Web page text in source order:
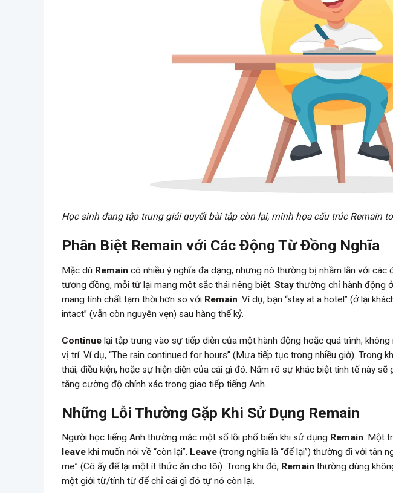
Học sinh đang tập trung giải quyết bài tập còn lại, minh họa cấu trúc Remain
Phân Biệt Remain với Các Động Từ Đồng Nghĩa
Mặc dù Remain có nhiều ý nghĩa đa dạng, nhưng nó thường bị nhầm lẫn với các
tương đồng, mỗi từ lại mang một sắc thái riêng biệt. Stay thường chỉ hành động
mang tính chất tạm thời hơn so với Remain. Ví dụ, bạn “stay at a hotel” (ở lại
intact” (vẫn còn nguyên vẹn) sau hàng thế kỷ.
Continue lại tập trung vào sự tiếp diễn của một hành động hoặc quá trình,
vị trí. Ví dụ, “The rain continued for hours” (Mưa tiếp tục trong nhiều giờ). Trong
thái, điều kiện, hoặc sự hiện diện của cái gì đó. Nắm rõ sự khác biệt tinh tế này
tăng cường độ chính xác trong giao tiếp tiếng Anh.
Những Lỗi Thường Gặp Khi Sử Dụng Remain
Người học tiếng Anh thường mắc một số lỗi phổ biến khi sử dụng Remain. Một
leave khi muốn nói về “còn lại”. Leave (trong nghĩa là “để lại”) thường đi với tân
me” (Cô ấy để lại một ít thức ăn cho tôi). Trong khi đó, Remain thường dùng
một giới từ/tính từ để chỉ cái gì đó tự nó còn lại.